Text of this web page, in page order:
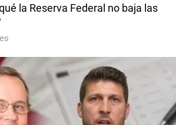
la Reserva Federal no baja las